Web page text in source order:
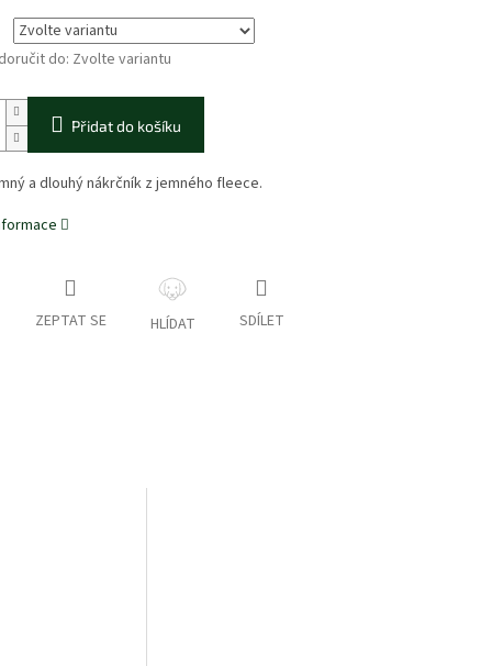
do: Zvolte variantu
Přidat do košíku
a dlouhý nákrčník z jemného fleece.
ZEPTAT SE HLÍDAT SDÍLET